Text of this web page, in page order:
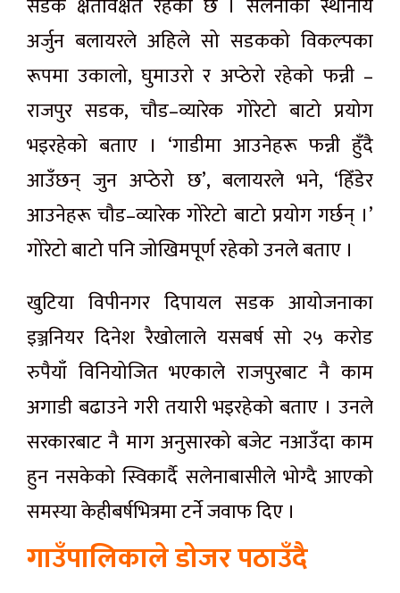
अर्जुन बलायरले अहिले सो सडकको विकल्पका
रूपमा उकालो, घुमाउरो र अप्ठेरो रहेको फन्नी –
राजपुर सडक, चौड–व्यारेक गोरेटो बाटो प्रयोग
भइरहेको बताए । ‘गाडीमा आउनेहरू फन्नी हुँदै
आउँछन् जुन अप्ठेरो छ’, बलायरले भने, ‘हिँडेर
आउनेहरू चौड–व्यारेक गोरेटो बाटो प्रयोग गर्छन् ।’
गोरेटो बाटो पनि जोखिमपूर्ण रहेको उनले बताए ।
खुटिया विपीनगर दिपायल सडक आयोजनाका
इञ्जनियर दिनेश रैखोलाले यसबर्ष सो २५ करोड
रुपैयाँ विनियोजित भएकाले राजपुरबाट नै काम
अगाडी बढाउने गरी तयारी भइरहेको बताए । उनले
सरकारबाट नै माग अनुसारको बजेट नआउँदा काम
हुन नसकेको स्विकार्दै सलेनाबासीले भोग्दै आएको
समस्या केहीबर्षभित्रमा टर्ने जवाफ दिए ।
गाउँपालिकाले डोजर पठाउँदै